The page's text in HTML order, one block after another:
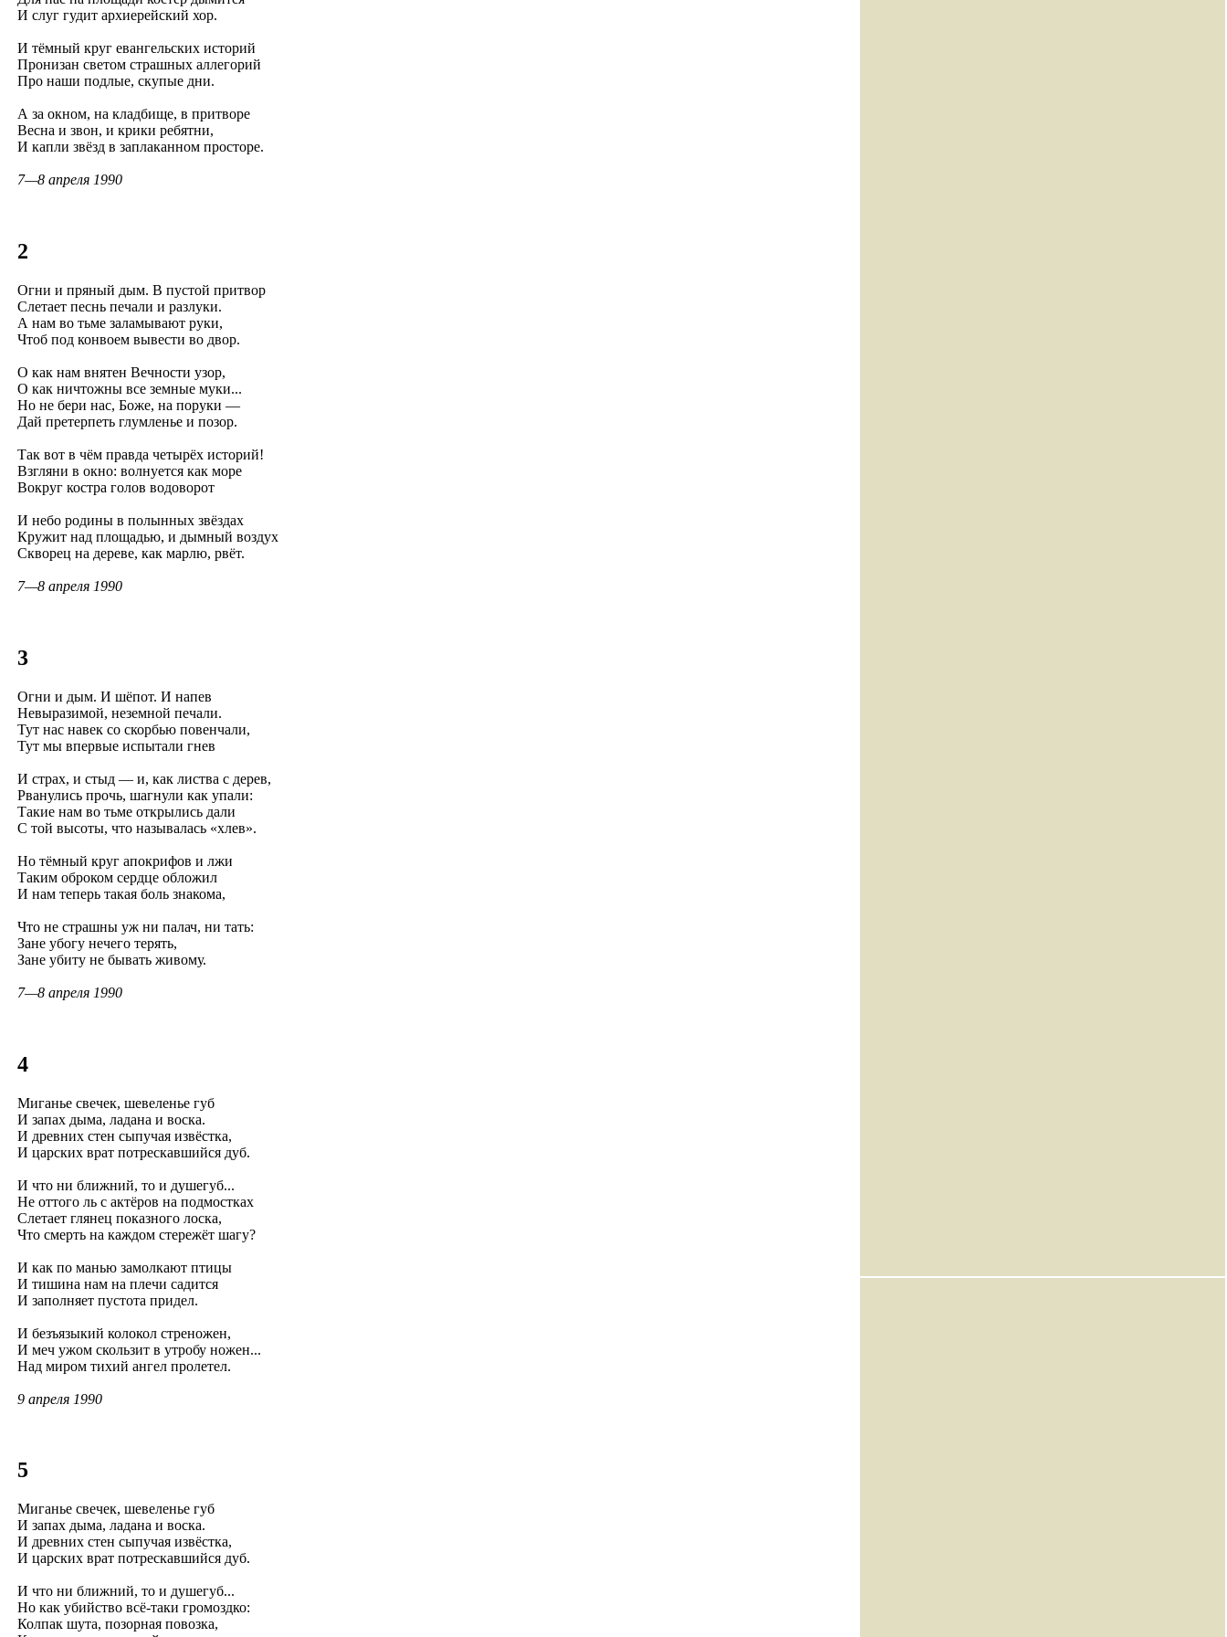
И слуг гудит архиерейский хор.
И тёмный круг евангельских историй
Пронизан светом страшных аллегорий
Про наши подлые, скупые дни.
А за окном, на кладбище, в притворе
Весна и звон, и крики ребятни,
И капли звёзд в заплаканном просторе.
7—8 апреля 1990
2
Огни и пряный дым. В пустой притвор
Слетает песнь печали и разлуки.
А нам во тьме заламывают руки,
Чтоб под конвоем вывести во двор.
О как нам внятен Вечности узор,
О как ничтожны все земные муки...
Но не бери нас, Боже, на поруки —
Дай претерпеть глумленье и позор.
Так вот в чём правда четырёх историй!
Взгляни в окно: волнуется как море
Вокруг костра голов водоворот
И небо родины в полынных звёздах
Кружит над площадью, и дымный воздух
Скворец на дереве, как марлю, рвёт.
7—8 апреля 1990
3
Огни и дым. И шёпот. И напев
Невыразимой, неземной печали.
Тут нас навек со скорбью повенчали,
Тут мы впервые испытали гнев
И страх, и стыд — и, как листва с дерев,
Рванулись прочь, шагнули как упали:
Такие нам во тьме открылись дали
С той высоты, что называлась «хлев».
Но тёмный круг апокрифов и лжи
Таким оброком сердце обложил
И нам теперь такая боль знакома,
Что не страшны уж ни палач, ни тать:
Зане убогу нечего терять,
Зане убиту не бывать живому.
7—8 апреля 1990
4
Миганье свечек, шевеленье губ
И запах дыма, ладана и воска.
И древних стен сыпучая извёстка,
И царских врат потрескавшийся дуб.
И что ни ближний, то и душегуб...
Не оттого ль с актёров на подмостках
Слетает глянец показного лоска,
Что смерть на каждом стережёт шагу?
И как по манью замолкают птицы
И тишина нам на плечи садится
И заполняет пустота придел.
И безъязыкий колокол стреножен,
И меч ужом скользит в утробу ножен...
Над миром тихий ангел пролетел.
9 апреля 1990
5
Миганье свечек, шевеленье губ
И запах дыма, ладана и воска.
И древних стен сыпучая извёстка,
И царских врат потрескавшийся дуб.
И что ни ближний, то и душегуб...
Но как убийство всё-таки громоздко:
Колпак шута, позорная повозка,